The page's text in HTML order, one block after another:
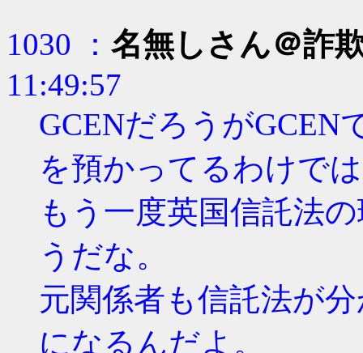
1030 ： 名無しさん＠詐
11:49:57
GCENだろうがGCEN
を預かってるわけで
もう一度英国信託法
うだな。
元関係者も信託法が
になるんだよ。